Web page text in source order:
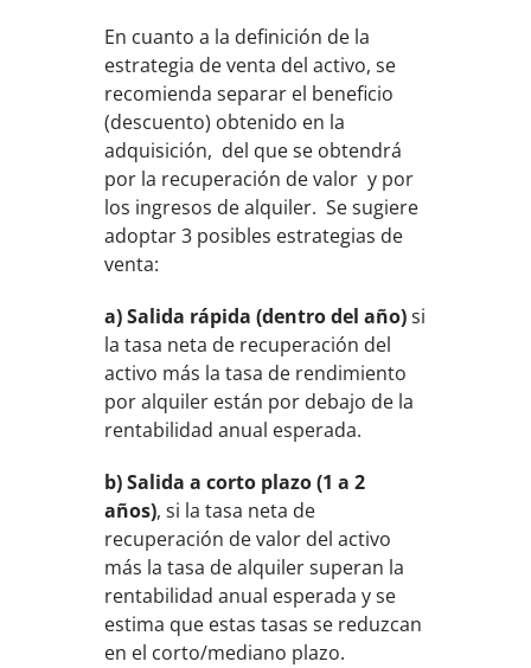
En cuanto a la definición de la
estrategia de venta del activo, se
recomienda separar el beneficio
(descuento) obtenido en la
adquisición, del que se obtendrá
por la recuperación de valor y por
los ingresos de alquiler. Se sugiere
adoptar 3 posibles estrategias de
venta:
a) Salida rápida (dentro del año)si
la tasa neta de recuperación del
activo más la tasa de rendimiento
por alquiler están por debajo de la
rentabilidad anual esperada.
b) Salida a corto plazo (1 a 2
años), si la tasa neta de
recuperación de valor del activo
más la tasa de alquiler superan la
rentabilidad anual esperada y se
estima que estas tasas se reduzcan
en el corto/mediano plazo.